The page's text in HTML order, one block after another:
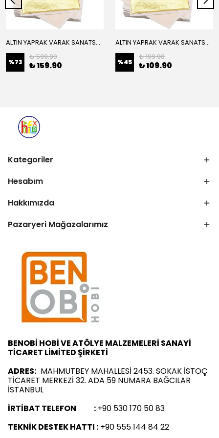
ALTIN YAPRAK VARAK SANATSAL BÜYÜK BOY FOLYO EPOKSİ REÇİNE NAİL ART 16 ADET 14X14 CM ALTIN RENK
%73
₺ 599.90
₺ 159.90
ALTIN YAPRAK VARAK SANATSAL BÜYÜK BOY FOLYO EPOKSİ REÇİNE NAİL ART 8 ADET ALTIN RENK 14X14 CM
%45
₺ 199.90
₺ 109.90
Kategoriler
Hesabım
Hakkımızda
Pazaryeri Mağazalarımız
BENOBİ HOBİ VE ATÖLYE MALZEMELERİ SANAYİ
TİCARET LİMİTED ŞİRKETİ
ADRES: MAHMUTBEY MAHALLESİ 2453. SOKAK İSTOÇ
TİCARET MERKEZİ 32. ADA 59 NUMARA BAĞCILAR
İSTANBUL
İRTİBAT TELEFON :+90 530 170 50 83
TEKNİK DESTEK HATTI : +90 555 144 84 22